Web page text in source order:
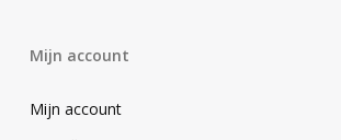
Mijn account
Mijn account